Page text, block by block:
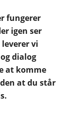
fungerer
igen ser
vi
dialog
at komme
at du står